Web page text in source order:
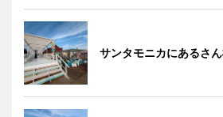
サンタモニカにあるさ